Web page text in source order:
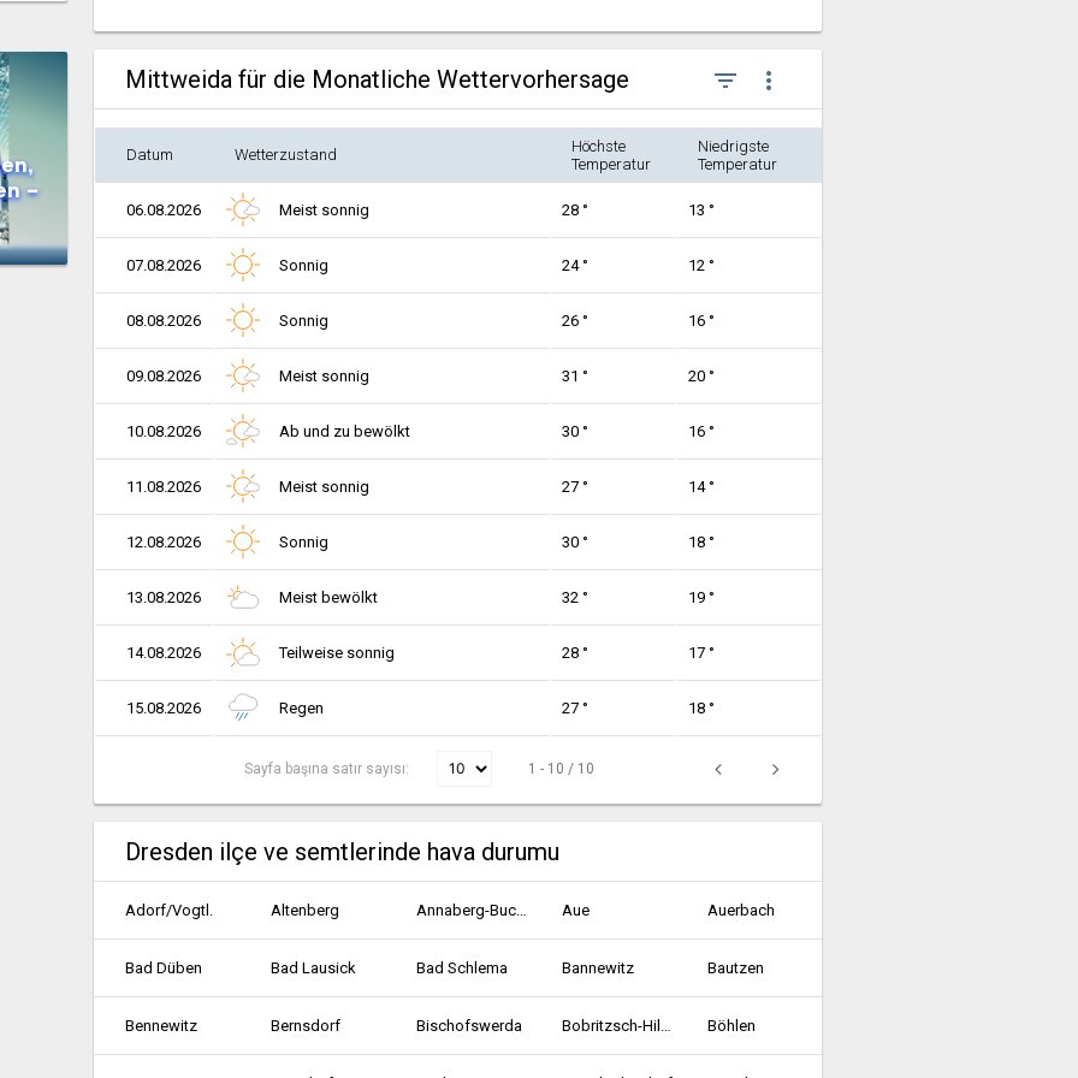
–
Mittweida für die Monatliche Wettervorhersage filter_list more_vert
Datum Wetterzustand
Höchste
Temperatur
Niedrigste
Temperatur
06.08.2026 Meist sonnig 28 ° 13 °
07.08.2026 Sonnig 24 ° 12 °
08.08.2026 Sonnig 26 ° 16 °
09.08.2026 Meist sonnig 31 ° 20 °
10.08.2026 Ab und zu bewölkt 30 ° 16 °
11.08.2026 Meist sonnig 27 ° 14 °
12.08.2026 Sonnig 30 ° 18 °
13.08.2026 Meist bewölkt 32 ° 19 °
14.08.2026 Teilweise sonnig 28 ° 17 °
15.08.2026 Regen 27 ° 18 °
Sayfa başına satır sayısı: 1 - 10 / 10
Dresden ilçe ve semtlerinde hava durumu
Adorf/Vogtl. Altenberg Annaberg-Buchholz Aue Auerbach
Bad Düben Bad Lausick Bad Schlema Bannewitz Bautzen
Bennewitz Bernsdorf Bischofswerda Bobritzsch-Hilbersdorf Böhlen